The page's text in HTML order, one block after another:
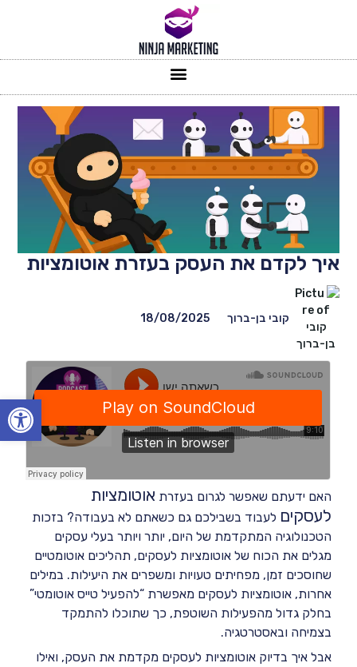
Open toolbar
איך לקדם את העסק בעזרת אוטומציות
קובי בן-ברוך 18/08/2025
האם ידעתם שאפשר לגרום בעזרת אוטומציות
לעסקים לעבוד בשבילכם גם כשאתם לא בעבודה? בזכות
הטכנולוגיה המתקדמת של היום, יותר ויותר בעלי עסקים
מגלים את הכוח של אוטומציות לעסקים, תהליכים אוטומטיים
שחוסכים זמן, מפחיתים טעויות ומשפרים את היעילות. במילים
אחרות, אוטומציות לעסקים מאפשרת “להפעיל טייס אוטומטי”
בחלק גדול מהפעילות השוטפת, כך שתוכלו להתמקד
בצמיחה ובאסטרטגיה.
אבל איך בדיוק אוטומציות לעסקים מקדמת את העסק, ואילו